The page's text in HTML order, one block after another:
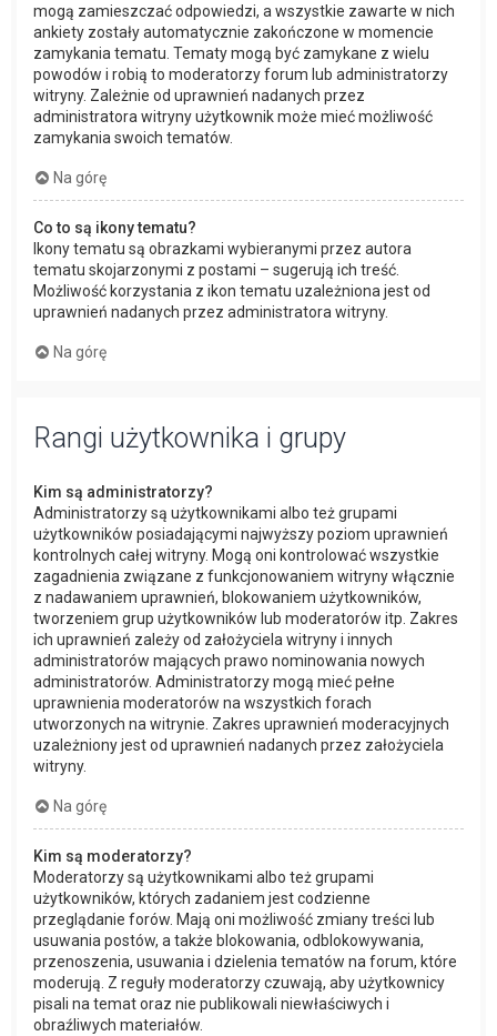
mogą zamieszczać odpowiedzi, a wszystkie zawarte w nich
ankiety zostały automatycznie zakończone w momencie
zamykania tematu. Tematy mogą być zamykane z wielu
powodów i robią to moderatorzy forum lub administratorzy
witryny. Zależnie od uprawnień nadanych przez
administratora witryny użytkownik może mieć możliwość
zamykania swoich tematów.
Na górę
Co to są ikony tematu?
Ikony tematu są obrazkami wybieranymi przez autora
tematu skojarzonymi z postami – sugerują ich treść.
Możliwość korzystania z ikon tematu uzależniona jest od
uprawnień nadanych przez administratora witryny.
Na górę
Rangi użytkownika i grupy
Kim są administratorzy?
Administratorzy są użytkownikami albo też grupami
użytkowników posiadającymi najwyższy poziom uprawnień
kontrolnych całej witryny. Mogą oni kontrolować wszystkie
zagadnienia związane z funkcjonowaniem witryny włącznie
z nadawaniem uprawnień, blokowaniem użytkowników,
tworzeniem grup użytkowników lub moderatorów itp. Zakres
ich uprawnień zależy od założyciela witryny i innych
administratorów mających prawo nominowania nowych
administratorów. Administratorzy mogą mieć pełne
uprawnienia moderatorów na wszystkich forach
utworzonych na witrynie. Zakres uprawnień moderacyjnych
uzależniony jest od uprawnień nadanych przez założyciela
witryny.
Na górę
Kim są moderatorzy?
Moderatorzy są użytkownikami albo też grupami
użytkowników, których zadaniem jest codzienne
przeglądanie forów. Mają oni możliwość zmiany treści lub
usuwania postów, a także blokowania, odblokowywania,
przenoszenia, usuwania i dzielenia tematów na forum, które
moderują. Z reguły moderatorzy czuwają, aby użytkownicy
pisali na temat oraz nie publikowali niewłaściwych i
obraźliwych materiałów.